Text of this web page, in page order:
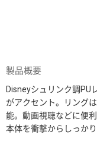
製品概要
Disneyシュリンク調PU
がアクセント。リング
能。動画視聴などに便
本体を衝撃からしっか